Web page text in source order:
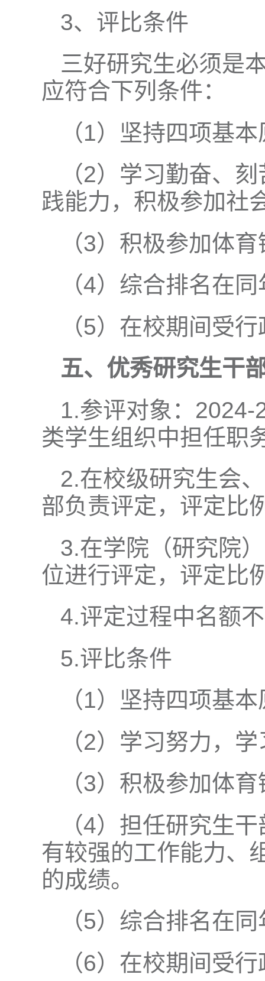
3、评比条件
三好研究生必须是
应符合下列条件：
（1）坚持四项基
（2）学习勤奋、
践能力，积极参加社
（3）积极参加体
（4）综合排名在
（5）在校期间受
五、优秀研究生干
1.参评对象：
类学生组织中担任职
2.在校级研究生会
部负责评定，评定比
3.在学院（研究院
位进行评定，评定比
4.评定过程中名额
5.评比条件
（1）坚持四项基
（2）学习努力，
（3）积极参加体
（4）担任研究生
有较强的工作能力、
的成绩。
（5）综合排名在
（6）在校期间受